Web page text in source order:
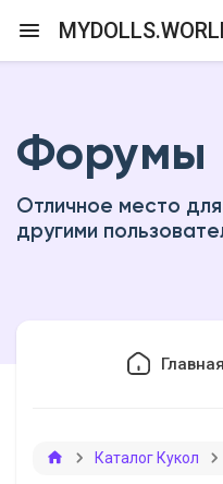
Я организатор
Форумы
Отличное место
другими
Главная
Каталог Кукол